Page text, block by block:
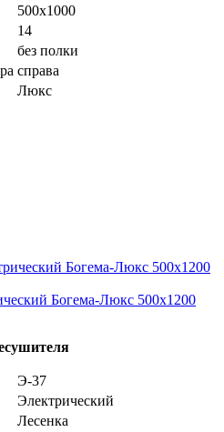
500х1000
14
без полки
справа
Люкс
Богема-Люкс 500х1200
Э-37
Электрический
Лесенка